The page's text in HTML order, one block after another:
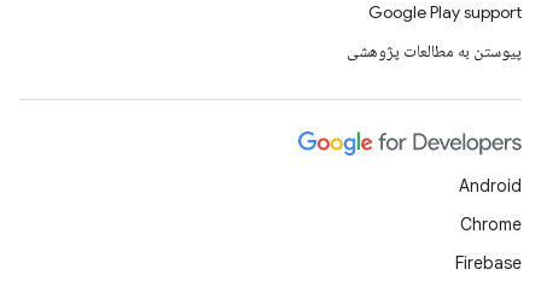
Google Play support
پیوستن به مطالعات پژوهشی
Android
Chrome
Firebase